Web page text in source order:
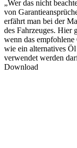
„Wer das nicht
von
erfährt man bei der
des Fahrzeuges. Hier
wenn das
wie ein alternatives
verwendet werden
Download